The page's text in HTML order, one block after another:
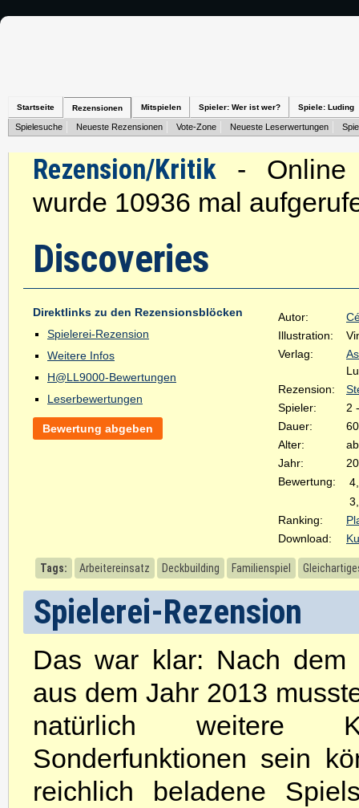
Startseite Rezensionen Mitspielen Spieler: Wer ist wer? Spiele: Luding
Spielesuche Neueste Rezensionen Vote-Zone Neueste Leserwertungen
Rezension/Kritik - Online
wurde 10936 mal
Discoveries
Direktlinks zu den Rezensionsblöcken
Spielerei-Rezension
Weitere Infos
H@LL9000-Bewertungen
Leserbewertungen
Bewertung abgeben
Autor:
Illustration:
Verlag:
Rezension:
Spieler:
2
Dauer:
Alter:
Jahr:
Bewertung:
Ranking:
Download:
Tags: Arbeitereinsatz Deckbuilding Familienspiel
Spielerei-Rezension
Das war klar: Nach dem
aus dem Jahr 2013
natürlich weitere
Sonderfunktionen sein
reichlich beladene